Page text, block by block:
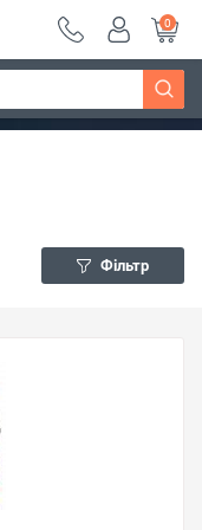
Дізнатись більше
0
Фільтр